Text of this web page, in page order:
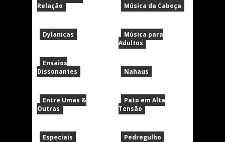
Relação
Dylanicas
Ensaios
Dissonantes
Entre Umas &
Outras
Especiais
Música da Cabeça
Música para
Adultos
Nahaus
Pato em Alta
Tensão
Pedregulho